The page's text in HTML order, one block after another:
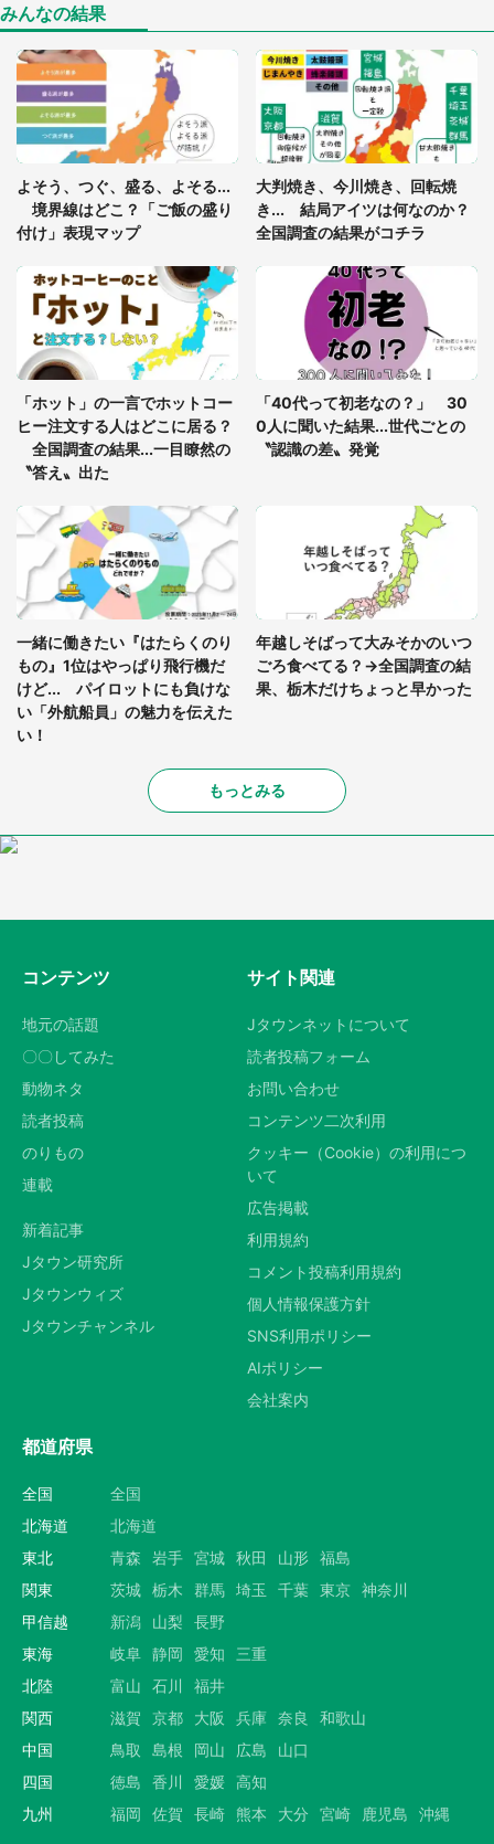
「閉所恐怖症の私は新幹線で大パニック。隣席の青
年に『手を繋いで』とお願いしたら...」 体験談に
8万人感動
グっちゃってた〝野生の野菜〟に6.5万人戦慄
「○○がない街に住んでいます」住人の呟きに30万
人驚がく 何が存在しないか、あなたはわかる？
「修学旅行に途中参加する娘を送って行ったら、真
っ暗な道で遭難状態。なんとか見つけた民家に助け
を求めると、住人の男性が...」
みんなの結果
よそう、つぐ、盛る、よそる...
境界線はどこ？「ご飯の盛り
付け」表現マップ
大判焼き、今川焼き、回転焼
き... 結局アイツは何なのか？
全国調査の結果がコチラ
「ホット」の一言でホットコー
ヒー注文する人はどこに居る？
全国調査の結果...一目瞭然の
〝答え〟出た
「40代って初老なの？」 30
0人に聞いた結果...世代ごとの
〝認識の差〟発覚
一緒に働きたい『はたらくのり
もの』1位はやっぱり飛行機だ
けど... パイロットにも負けな
い「外航船員」の魅力を伝えた
い！
年越しそばって大みそかのいつ
ごろ食べてる？→全国調査の結
果、栃木だけちょっと早かった
もっとみる
コンテンツ
地元の話題
〇〇してみた
動物ネタ
読者投稿
のりもの
連載
新着記事
Jタウン研究所
Jタウンウィズ
Jタウンチャンネル
サイト関連
Jタウンネットについて
読者投稿フォーム
お問い合わせ
コンテンツ二次利用
クッキー（Cookie）の利用につ
いて
広告掲載
利用規約
コメント投稿利用規約
個人情報保護方針
SNS利用ポリシー
AIポリシー
会社案内
都道府県
全国
全国
北海道
北海道
東北
青森 岩手 宮城 秋田 山形 福島
関東
茨城 栃木 群馬 埼玉 千葉 東京 神奈川
甲信越
新潟 山梨
長野
東海
岐阜 静岡 愛知
三重
北陸
富山 石川
福井
関西
滋賀 京都 大阪 兵庫 奈良
和歌山
中国
鳥取 島根 岡山 広島
山口
四国
徳島 香川 愛媛 高知
九州
福岡 佐賀 長崎 熊本 大分 宮崎 鹿児島 沖縄